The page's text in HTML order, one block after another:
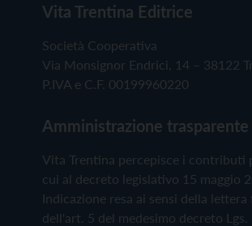
Vita Trentina Editrice
Società Cooperativa
Via Monsignor Endrici, 14 – 38122
P.IVA e C.F. 00199960220
Amministrazione trasparente
Vita Trentina percepisce i
cui al decreto legislativo 15 maggio
Indicazione resa ai sensi della lettera
dell'art. 5 del medesimo decreto Lgs.